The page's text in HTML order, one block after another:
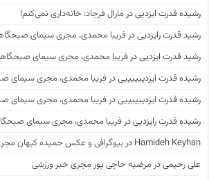
رشیده قدرت ایزدییدرمارال فرجاد: خانه‌داری نمی‌کنم!
رشید قدرت رایزدییدرفریبا محمدی، مجری سیمای
رشید قدرت ایزدییدرفریبا محمدی، مجری سیمای
رشیده قدرت ایزدیییییییدرفریبا محمدی، مجری سیمای
رشیده قدرت ایزدیییییییدرفریبا محمدی، مجری سیمای
رشیده قدرت رایزدییدرفریبا محمدی، مجری سیمای
Hamideh Keyhan در بیوگرافی و عکس حمیده کیهان
علی رحیمیدرمرضیه حاجی پور مجری خبر ورزشی